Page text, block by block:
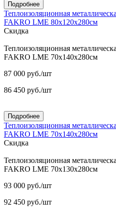
Подробнее
Теплоизоляционная
FAKRO LME 80х120х280см
Скидка
Теплоизоляционная
FAKRO LME 70х140х280см
87 000 руб./шт
86 450 руб./шт
Подробнее
Теплоизоляционная
FAKRO LME 70х140х280см
Скидка
Теплоизоляционная
FAKRO LME 70х130х280см
93 000 руб./шт
92 450 руб./шт